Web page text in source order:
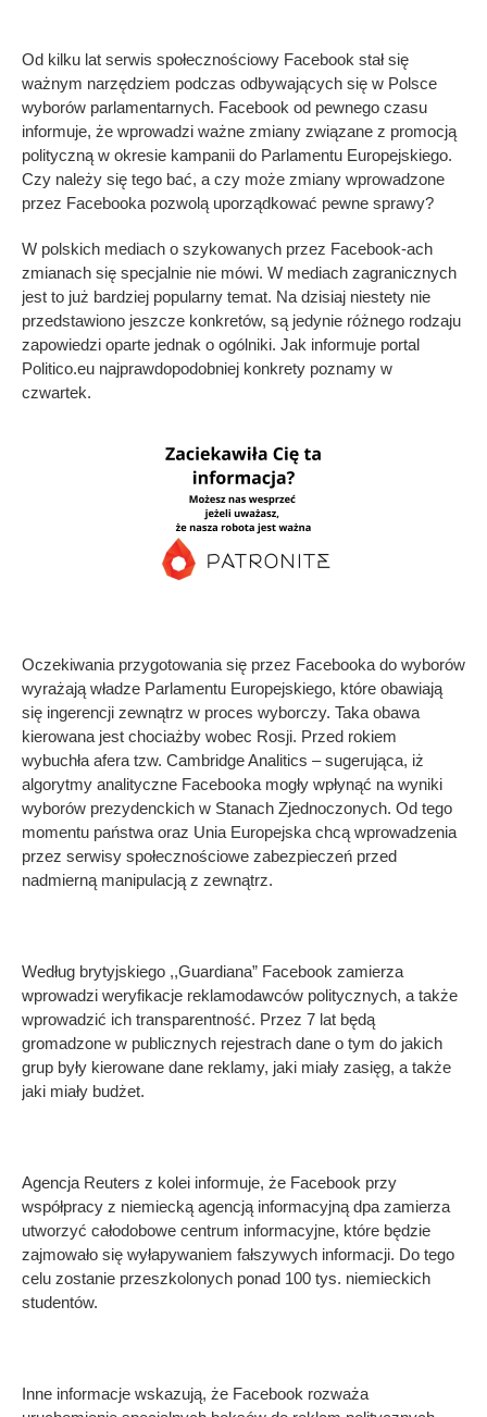
Od kilku lat serwis społecznościowy Facebook stał się
ważnym narzędziem podczas odbywających się w Polsce
wyborów parlamentarnych. Facebook od pewnego czasu
informuje, że wprowadzi ważne zmiany związane z promocją
polityczną w okresie kampanii do Parlamentu Europejskiego.
Czy należy się tego bać, a czy może zmiany wprowadzone
przez Facebooka pozwolą uporządkować pewne sprawy?
W polskich mediach o szykowanych przez Facebook-ach
zmianach się specjalnie nie mówi. W mediach zagranicznych
jest to już bardziej popularny temat. Na dzisiaj niestety nie
przedstawiono jeszcze konkretów, są jedynie różnego rodzaju
zapowiedzi oparte jednak o ogólniki. Jak informuje portal
Politico.eu najprawdopodobniej konkrety poznamy w
czwartek.
Oczekiwania przygotowania się przez Facebooka do wyborów
wyrażają władze Parlamentu Europejskiego, które obawiają
się ingerencji zewnątrz w proces wyborczy. Taka obawa
kierowana jest chociażby wobec Rosji. Przed rokiem
wybuchła afera tzw. Cambridge Analitics – sugerująca, iż
algorytmy analityczne Facebooka mogły wpłynąć na wyniki
wyborów prezydenckich w Stanach Zjednoczonych. Od tego
momentu państwa oraz Unia Europejska chcą wprowadzenia
przez serwisy społecznościowe zabezpieczeń przed
nadmierną manipulacją z zewnątrz.
Według brytyjskiego ,,Guardiana” Facebook zamierza
wprowadzi weryfikacje reklamodawców politycznych, a także
wprowadzić ich transparentność. Przez 7 lat będą
gromadzone w publicznych rejestrach dane o tym do jakich
grup były kierowane dane reklamy, jaki miały zasięg, a także
jaki miały budżet.
Agencja Reuters z kolei informuje, że Facebook przy
współpracy z niemiecką agencją informacyjną dpa zamierza
utworzyć całodobowe centrum informacyjne, które będzie
zajmowało się wyłapywaniem fałszywych informacji. Do tego
celu zostanie przeszkolonych ponad 100 tys. niemieckich
studentów.
Inne informacje wskazują, że Facebook rozważa